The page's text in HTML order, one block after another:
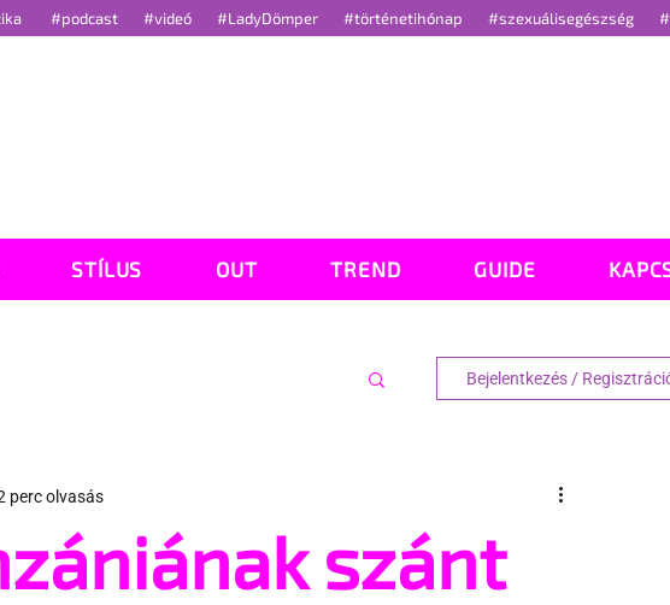
#podcast #videó #LadyDömper #történetihónap #szexuálisegészség
STÍLUS OUT TREND GUIDE
Bejelentkezés /
szánt
perc olvasás